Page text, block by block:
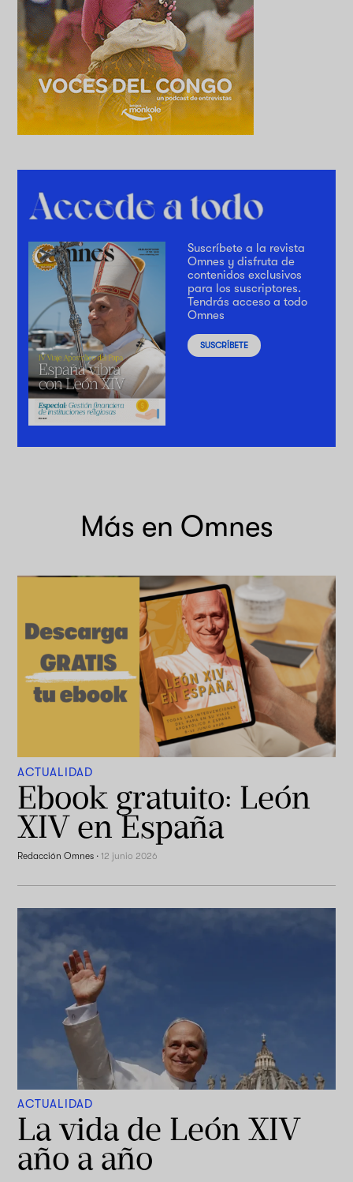
Suscríbete a la revista
Omnes y disfruta de
contenidos exclusivos
para los suscriptores.
Tendrás acceso a todo
Omnes
SUSCRÍBETE
Más en Omnes
ACTUALIDAD
Ebook gratuito: León
XIV en España
Redacción Omnes ·12 junio 2026
ACTUALIDAD
La vida de León XIV
año a año